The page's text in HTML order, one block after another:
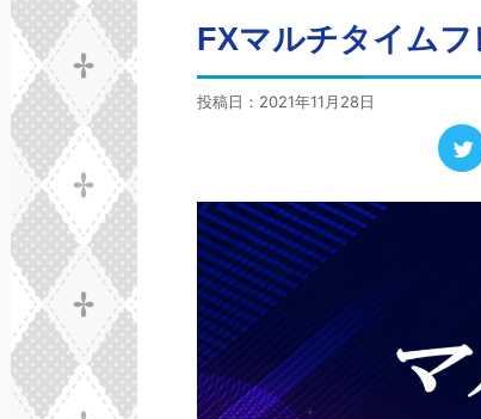
FXマルチタイムフ
投稿日： 2021年11月28日